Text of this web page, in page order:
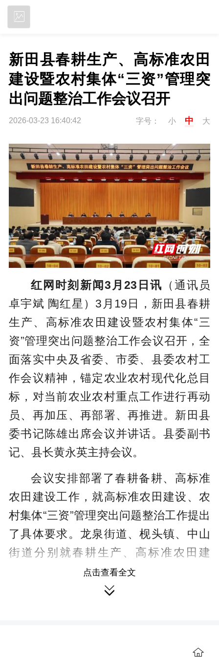
新田县春耕生产、高标准农田
建设暨农村集体“三资”管理突
出问题整治工作会议召开
2026-03-23 16:40:42 字号： 小 中 大
红网时刻新闻3月23日讯 （通讯员
卓宇斌 陶红星）3月19日，新田县春耕
生产、高标准农田建设暨农村集体“三
资”管理突出问题整治工作会议召开，全
面落实中央及省委、市委、县委农村工
作会议精神，锚定农业农村现代化总目
标，对当前农业农村重点工作进行再动
员、再加压、再部署、再推进。新田县
委书记陈雄出席会议并讲话。县委副书
记、县长黄永英主持会议。
会议安排部署了春耕备耕、高标准
农田建设工作，就高标准农田建设、农
村集体“三资”管理突出问题整治工作提出
了具体要求。龙泉街道、枧头镇、中山
街道分别就春耕生产、高标准农田建
设、农村集体“三资”管理突出问题整治工
作作交流发言，县农业农村局作表决心
春耕生产是“农事之急”，要从政治和全局
点击查看全文
